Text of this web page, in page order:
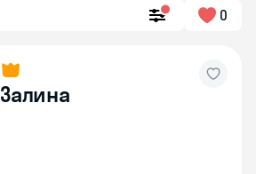
0
Залина